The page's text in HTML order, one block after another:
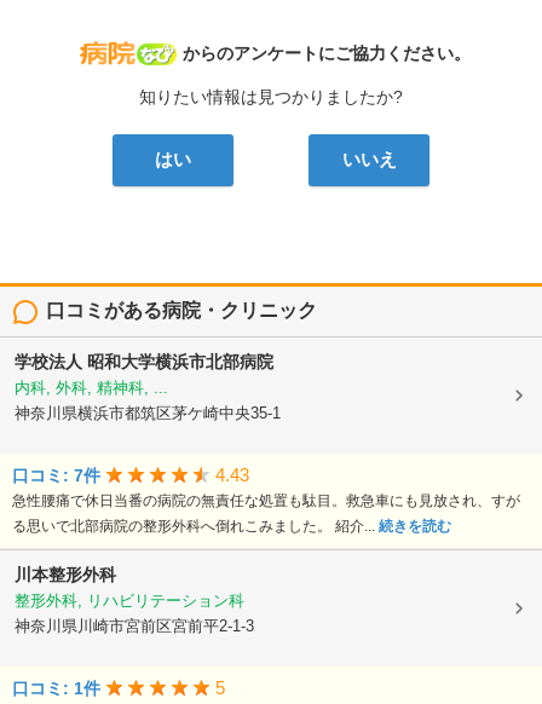
病院なび
からのアンケートにご協力ください。
知りたい情報は見つかりましたか?
はい いいえ
口コミがある病院・クリニック
学校法人 昭和大学横浜市北部病院
内科, 外科, 精神科, ...
神奈川県横浜市都筑区茅ケ崎中央35-1
口コミ: 7件 4.43
急性腰痛で休日当番の病院の無責任な処置も駄目。救急車にも見放され、すが
る思いで北部病院の整形外科へ倒れこみました。 紹介... 続きを読む
川本整形外科
整形外科, リハビリテーション科
神奈川県川崎市宮前区宮前平2-1-3
口コミ: 1件 5